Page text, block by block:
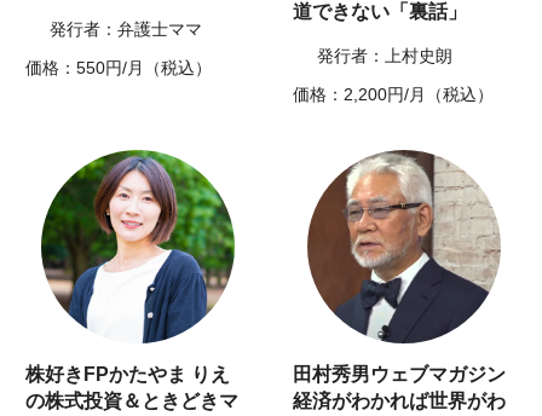
発行者：弁護士ママ
価格：550円/月（税込）
道できない「裏話」
発行者：上村史朗
価格：2,200円/月（税込）
株好きFPかたやま りえ
の株式投資＆ときどきマ
田村秀男ウェブマガジン
経済がわかれば世界がわ